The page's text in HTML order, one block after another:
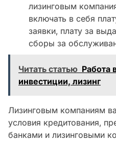
лизинговым
включать в себя
заявки‚ плату за
сборы за
Читать статью Работа
инвестиции, лизинг
Лизинговым компаниям
условия кредитования‚
банками и лизинговыми